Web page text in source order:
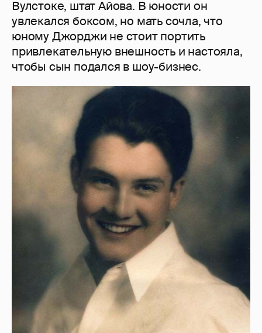
Вулстоке, штат Айова. В юности он
увлекался боксом, но мать сочла, что
юному Джорджи не стоит портить
привлекательную внешность и настояла,
чтобы сын подался в шоу-бизнес.